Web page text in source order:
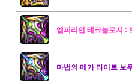
엠피리언 테크놀로지 :
마법의 메가 라이트 보